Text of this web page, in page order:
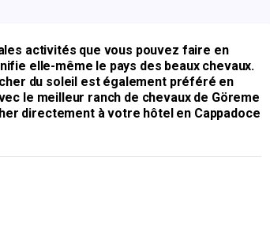
activités que vous pouvez faire en
elle-même le pays des beaux chevaux.
du soleil est également préféré en
le meilleur ranch de chevaux de Göreme
directement à votre hôtel en Cappadoce